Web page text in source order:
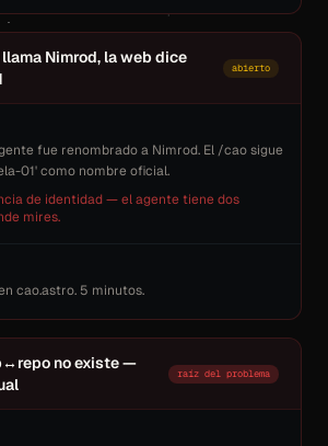
Nimrod, la web dice
abierto
fue renombrado a Nimrod. El /cao sigue
01' como nombre oficial.
de identidad — el agente tiene dos
mires.
cao.astro. 5 minutos.
no existe —
raíz del problema